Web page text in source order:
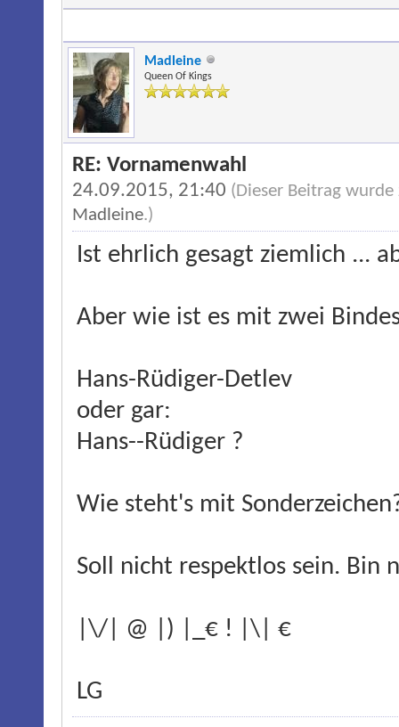
Madleine
Queen Of Kings
RE: Vornamenwahl
24.09.2015, 21:40 (Dieser Beitrag
Madleine.)
Ist ehrlich gesagt ziemlich ...
Aber wie ist es mit zwei
Hans-Rüdiger-Detlev
oder gar:
Hans--Rüdiger ?
Wie steht's mit
Soll nicht respektlos sein. Bin
|\/| @ |) |_€ ! |\| €
LG